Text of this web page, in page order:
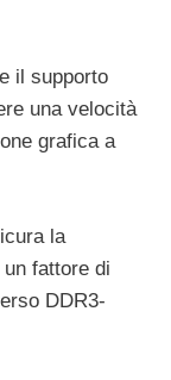
il supporto
una velocità
grafica a
la
fattore di
DDR3-